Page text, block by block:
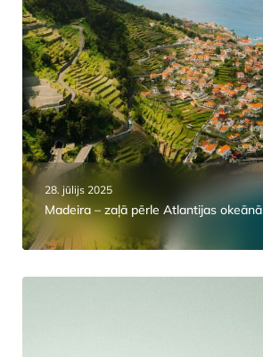
28. jūlijs 2025
Madeira – zaļā pērle Atlantijas okeānā